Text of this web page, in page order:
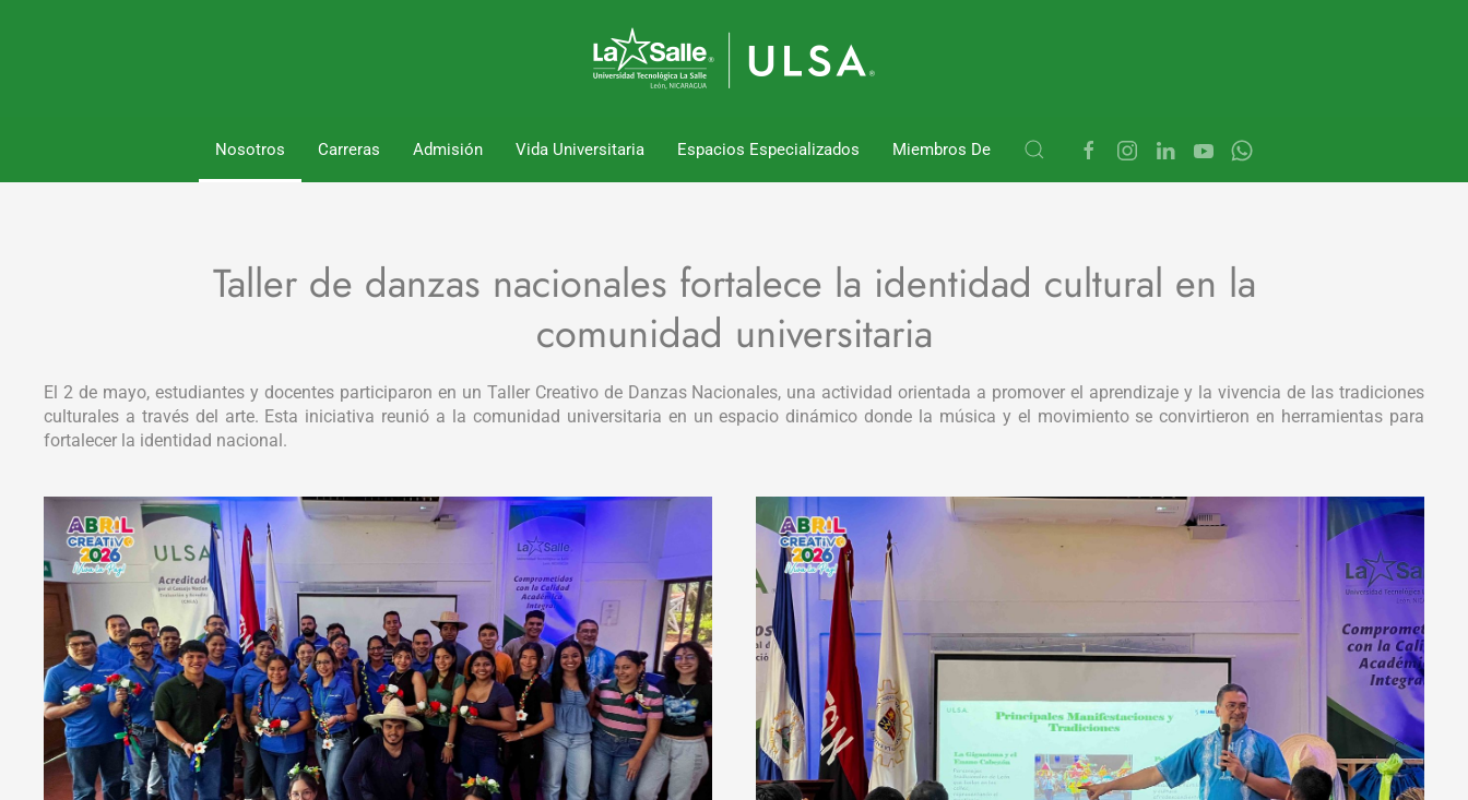
Nosotros Carreras Admisión Vida Universitaria Espacios Especializados Miembros De
Taller de danzas nacionales fortalece la identidad cultural en la
comunidad universitaria
El 2 de mayo, estudiantes y docentes participaron en un Taller Creativo de Danzas Nacionales, una actividad orientada a promover el aprendizaje y la vivencia de las tradiciones
culturales a través del arte. Esta iniciativa reunió a la comunidad universitaria en un espacio dinámico donde la música y el movimiento se convirtieron en herramientas para
fortalecer la identidad nacional.